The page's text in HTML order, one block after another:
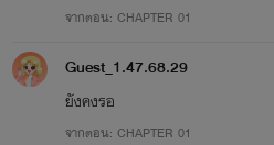
จากตอน: CHAPTER 01
Guest_1.47.68.29
ยังคงรอ
จากตอน: CHAPTER 01